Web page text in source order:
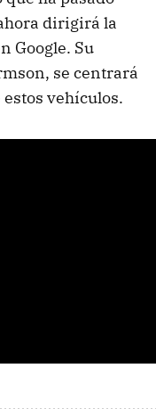
dirigirá la
Google. Su
se centrará
vehículos.